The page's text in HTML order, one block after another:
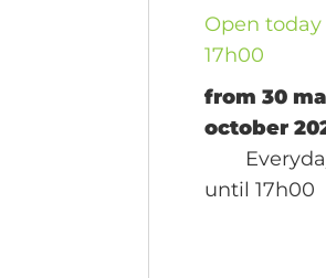
Open
17h00
from 30
october
until 17h00